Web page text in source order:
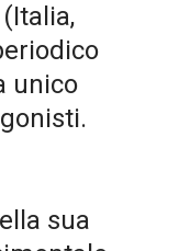
unico
sua